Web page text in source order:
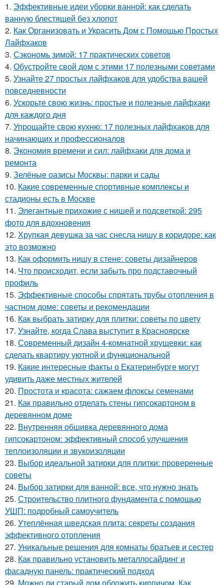
1. Эффективные идеи уборки ванной: как сделать
ванную блестящей без хлопот
2. Как Организовать и Украсить Дом с Помощью Простых
Лайфхаков
3. Сэкономь зимой: 17 практических советов
4. Обустройте свой дом с этими 17 полезными советами
5. Узнайте 27 простых лайфхаков для удобства вашей
повседневности
6. Ускорьте свою жизнь: простые и полезные лайфхаки
для каждого дня
7. Упрощайте свою кухню: 17 полезных лайфхаков для
начинающих и профессионалов
8. Экономия времени и сил: лайфхаки для дома и
ремонта
9. Зелёные оазисы Москвы: парки и сады
10. Какие современные спортивные комплексы и
стадионы есть в Москве
11. Элегантные прихожие с нишей и подсветкой: 295
фото для вдохновения
12. Хрупкая девушка за час снесла нишу в коридоре: как
это возможно
13. Как оформить нишу в стене: советы дизайнеров
14. Что происходит, если забыть про подставочный
профиль
15. Эффективные способы спрятать трубы отопления в
частном доме: советы и рекомендации
16. Как выбрать затирку для плитки: советы по цвету
17. Узнайте, когда Слава выступит в Красноярске
18. Современный дизайн 4-комнатной хрущевки: как
сделать квартиру уютной и функциональной
19. Какие интересные факты о Екатеринбурге могут
удивить даже местных жителей
20. Простота и красота: сажаем флоксы семенами
21. Как правильно отделать стены гипсокартоном в
деревянном доме
22. Внутренняя обшивка деревянного дома
гипсокартоном: эффективный способ улучшения
теплоизоляции и звукоизоляции
23. Выбор идеальной затирки для плитки: проверенные
советы
24. Выбор затирки для ванной: все, что нужно знать
25. Строительство плитного фундамента с помощью
УШП: подробный самоучитель
26. Утеплённая шведская плита: секреты создания
эффективного отопления
27. Уникальные решения для комнаты братьев и сестер
28. Как правильно установить металлосайдинг и
фасадную панель: практический подход